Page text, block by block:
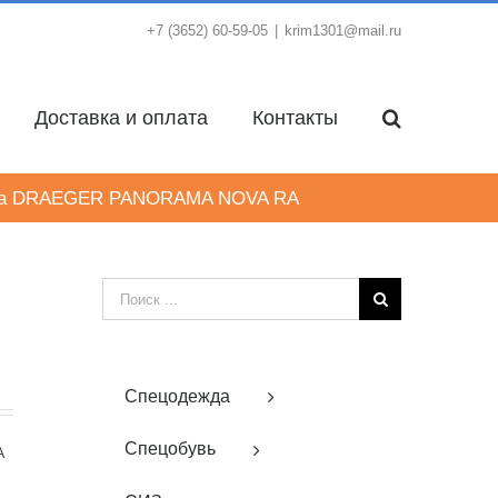
+7 (3652) 60-59-05 krim1301@mail.ru
Доставка и оплата Контакты
DRAEGER PANORAMA NOVA RA
Результат
поиска:
Спецодежда
Спецобувь